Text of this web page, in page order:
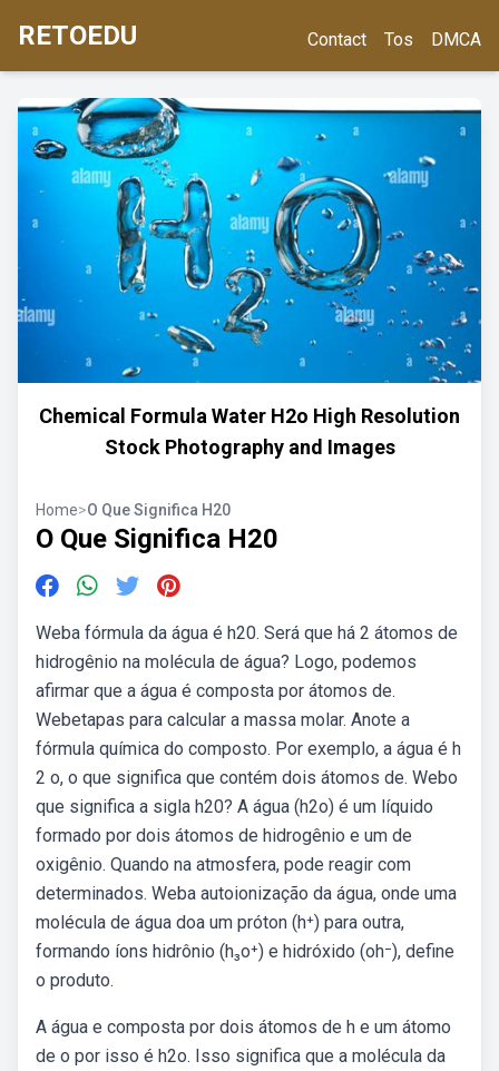
RETOEDU Contact Tos DMCA
Chemical Formula Water H2o High Resolution
Stock Photography and Images
Home>O Que Significa H20
O Que Significa H20
Weba fórmula da água é h20. Será que há 2 átomos de
hidrogênio na molécula de água? Logo, podemos
afirmar que a água é composta por átomos de.
Webetapas para calcular a massa molar. Anote a
fórmula química do composto. Por exemplo, a água é h
2 o, o que significa que contém dois átomos de. Webo
que significa a sigla h20? A água (h2o) é um líquido
formado por dois átomos de hidrogênio e um de
oxigênio. Quando na atmosfera, pode reagir com
determinados. Weba autoionização da água, onde uma
molécula de água doa um próton (h⁺) para outra,
formando íons hidrônio (h₃o⁺) e hidróxido (oh⁻), define
o produto.
A água e composta por dois átomos de h e um átomo
de o por isso é h2o. Isso significa que a molécula da